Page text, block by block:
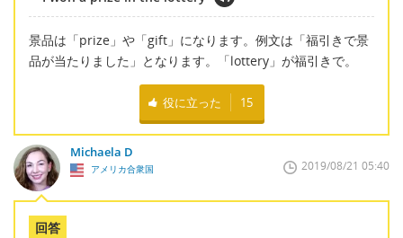
景品は「prize」や「gift」になります。例文は「福引きで景
品が当たりました」となります。「lottery」が福引きで。
役に立った 15
Michaela D
アメリカ合衆国 2019/08/21 05:40
回答